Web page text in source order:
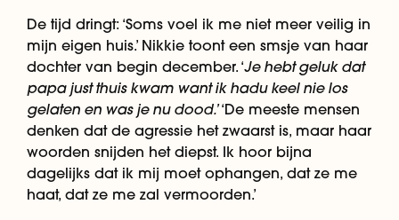
De tijd dringt: ‘Soms voel ik me niet meer veilig in
mijn eigen huis.’ Nikkie toont een smsje van haar
dochter van begin december. ‘Je hebt geluk dat
papa just thuis kwam want ik hadu keel nie los
gelaten en was je nu dood.’‘De meeste mensen
denken dat de agressie het zwaarst is, maar haar
woorden snijden het diepst. Ik hoor bijna
dagelijks dat ik mij moet ophangen, dat ze me
haat, dat ze me zal vermoorden.’